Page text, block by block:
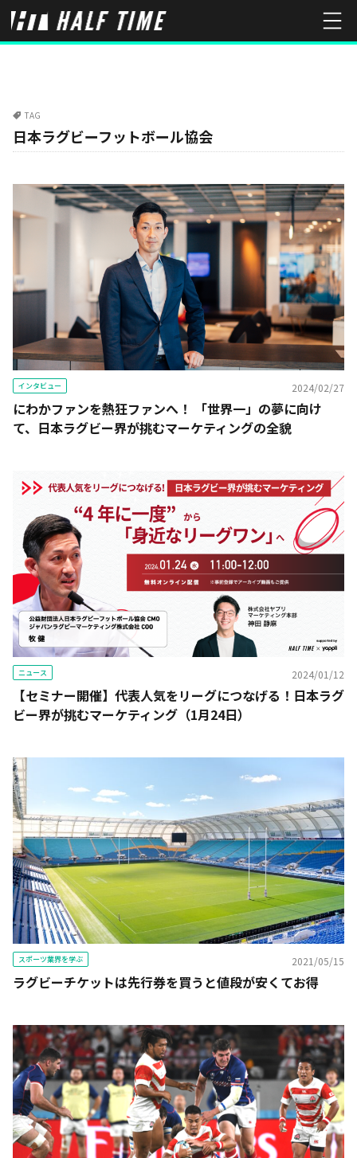
TAG
日本ラグビーフットボール協会
インタビュー 2024/02/27
にわかファンを熱狂ファンへ！ 「世界一」の夢に向け
て、日本ラグビー界が挑むマーケティングの全貌
ニュース 2024/01/12
【セミナー開催】代表人気をリーグにつなげる！日本ラグ
ビー界が挑むマーケティング（1月24日）
スポーツ業界を学ぶ 2021/05/15
ラグビーチケットは先行券を買うと値段が安くてお得